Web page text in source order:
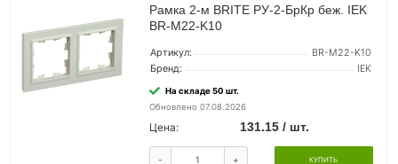
Рамка 2-м BRITE РУ-2-БрКр беж. IEK
BR-M22-K10
Артикул:
BR-M22-K10
Бренд:
IEK
На складе 50 шт.
Обновлено 07.08.2026
Цена: 131.15 / шт.
- + КУПИТЬ